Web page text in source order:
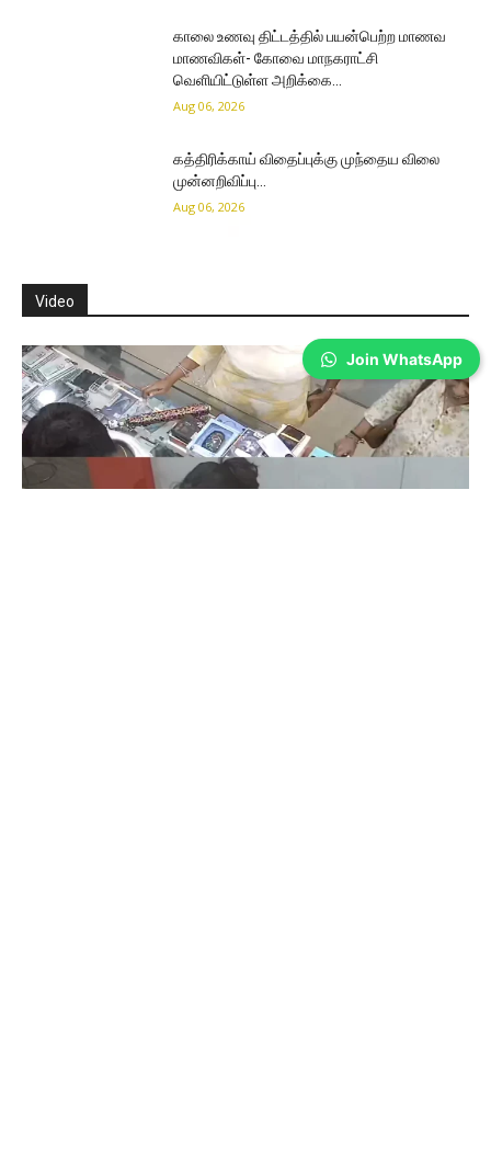
காலை உணவு திட்டத்தில் பயன்பெற்ற மாணவ
மாணவிகள்- கோவை மாநகராட்சி
வெளியிட்டுள்ள அறிக்கை…
Aug 06, 2026
கத்திரிக்காய் விதைப்புக்கு முந்தைய விலை
முன்னறிவிப்பு…
Aug 06, 2026
Video
Join WhatsApp